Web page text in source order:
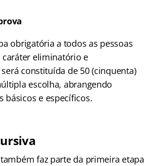
obrigatória a todos as pessoas
caráter eliminatório e
constituída de 50 (cinquenta)
escolha, abrangendo
básicos e específicos.
faz parte da primeira etapa